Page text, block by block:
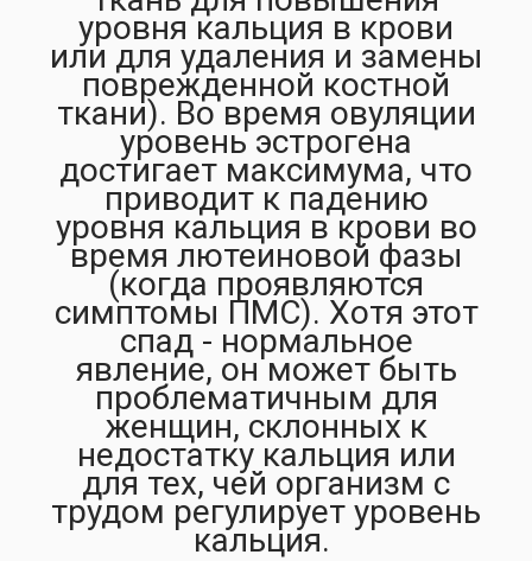
уровня кальция в крови
или для удаления и замены
поврежденной костной
ткани). Во время овуляции
уровень эстрогена
достигает максимума, что
приводит к падению
уровня кальция в крови во
время лютеиновой фазы
(когда проявляются
симптомы ПМС). Хотя этот
спад - нормальное
явление, он может быть
проблематичным для
женщин, склонных к
недостатку кальция или
для тех, чей организм с
трудом регулирует уровень
кальция.